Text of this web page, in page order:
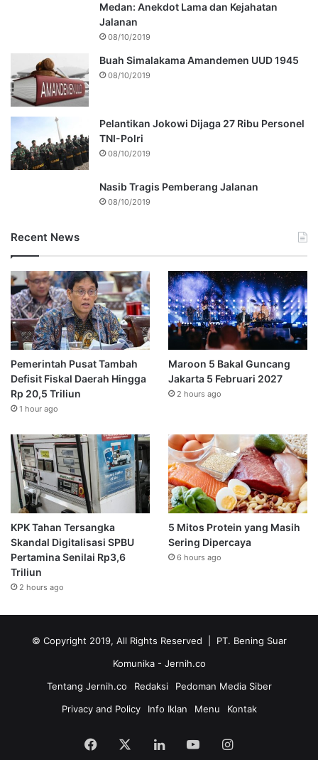
Medan: Anekdot Lama dan Kejahatan
Jalanan
08/10/2019
Buah Simalakama Amandemen UUD 1945
08/10/2019
Pelantikan Jokowi Dijaga 27 Ribu Personel
TNI-Polri
08/10/2019
Nasib Tragis Pemberang Jalanan
08/10/2019
Recent News
Pemerintah Pusat Tambah
Defisit Fiskal Daerah Hingga
Rp 20,5 Triliun
1 hour ago
Maroon 5 Bakal Guncang
Jakarta 5 Februari 2027
2 hours ago
KPK Tahan Tersangka
Skandal Digitalisasi SPBU
Pertamina Senilai Rp3,6
Triliun
2 hours ago
5 Mitos Protein yang Masih
Sering Dipercaya
6 hours ago
© Copyright 2019, All Rights Reserved | PT. Bening Suar
Komunika - Jernih.co
Tentang Jernih.co
Redaksi
Pedoman Media Siber
Privacy and Policy
Info Iklan Menu Kontak
Facebook LinkedInYouTubeInstagram